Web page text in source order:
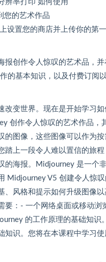
辨率打印 如何使用
您的艺术作品
设置您的商店并上传你的第
报创作令人惊叹的艺术品，
的基本知识，以及付费订阅
改变世界。现在是开始学习
创作令人惊叹的艺术作品
的图像，这些图像可以作为
踏上一段令人难以置信的旅
的海报。Midjourney 是一个
Midjourney V5 创建令人惊
、风格和提示如何升级图像
要：- 一个网络桌面或移动
的工作原理的基础知
知识。您将在本课程中学习